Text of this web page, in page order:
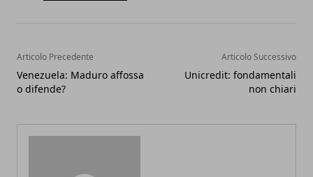
Articolo Precedente
Venezuela: Maduro affossa
o difende?
Articolo Successivo
Unicredit: fondamentali
non chiari